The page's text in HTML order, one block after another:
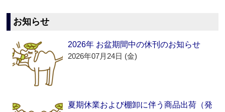
お知らせ
2026年 お盆期間中の休刊のお知らせ
2026年07月24日 (金)
夏期休業および棚卸に伴う商品出荷（発